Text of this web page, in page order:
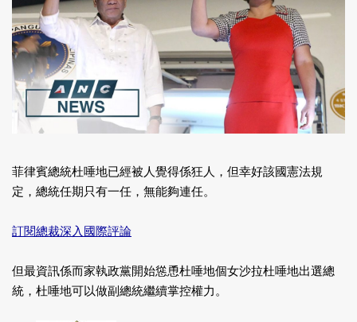
菲律賓總統杜唾地已經被人覺得係狂人，但幸好該國憲法規
定，總統任期只有一任，無能夠連任。
訂閱總裁深入國際評論
但最資訊係而家執政黨開始慫恿杜唾地個女沙拉杜唾地出選總
統，杜唾地可以做副總統繼續掌控權力。